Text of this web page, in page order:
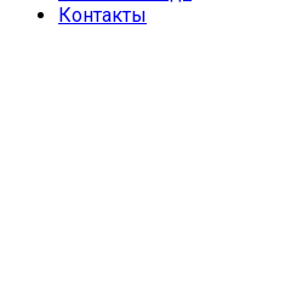
Контакты